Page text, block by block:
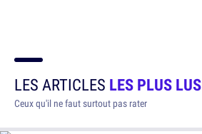
LES ARTICLES LES PLUS LUS
Ceux qu'il ne faut surtout pas rater